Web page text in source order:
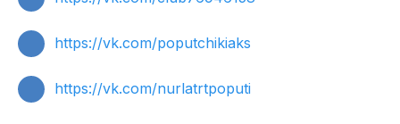
https://vk.com/poputchikiaks
https://vk.com/nurlatrtpoputi